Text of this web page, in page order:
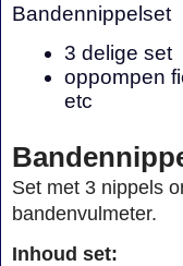
Bandennippelset
3 delige set
oppompen
etc
Set met 3 nippels
bandenvulmeter.
Inhoud set: